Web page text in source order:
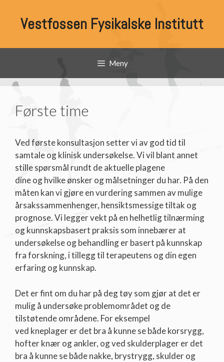
innholdVestfossen Fysikalske Institutt
Meny
Første time
Ved første konsultasjon setter vi av god tid til
samtale og klinisk undersøkelse. Vi vil blant annet
stille spørsmål rundt de aktuelle plagene
dine og hvilke ønsker og målsetninger du har. På den
måten kan vi gjøre en vurdering sammen av mulige
årsakssammenhenger, hensiktsmessige tiltak og
prognose. Vi legger vekt på en helhetlig tilnærming
og kunnskapsbasert praksis som innebærer at
undersøkelse og behandling er basert på kunnskap
fra forskning, i tillegg til terapeutens og din egen
erfaring og kunnskap.
Det er fint om du har på deg tøy som gjør at det er
mulig å undersøke problemområdet og de
tilstøtende områdene. For eksempel
ved kneplager er det bra å kunne se både korsrygg,
hofter knær og ankler, og ved skulderplager er det
bra å kunne se både nakke, brystrygg, skulder og